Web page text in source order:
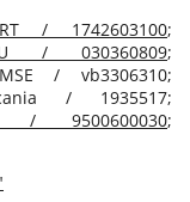
/ 1742603100;
/ 030360809;
/ vb3306310;
/ 1935517;
/ 9500600030;